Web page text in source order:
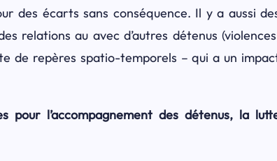
des écarts sans conséquence. Il y a aussi
relations au avec d’autres détenus
de repères spatio-temporels – qui a un
pour l’accompagnement des détenus, la